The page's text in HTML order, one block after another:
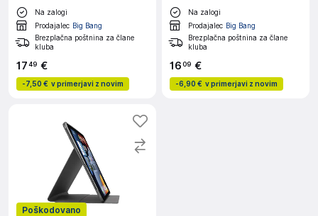
Na zalogi
Prodajalec Big Bang
Brezplačna poštnina za člane
kluba
1749 €
-7,50 € v primerjavi z novim
Na zalogi
Prodajalec Big Bang
Brezplačna poštnina za člane
kluba
1609 €
-6,90 € v primerjavi z novim
Poškodovano